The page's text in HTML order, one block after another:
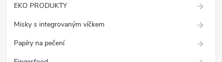
EKO PRODUKTY
Misky s integrovaným víčkem
Papíry na pečení